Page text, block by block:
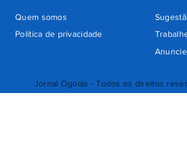
Jornal Ogoiás - Todos os direitos
Quem somos
Política de privacidade